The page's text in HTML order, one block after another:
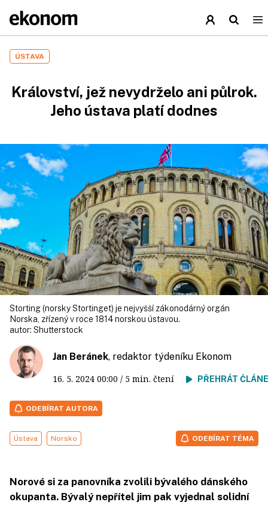
ÚSTAVA
Království, jež nevydrželo ani půlrok.
Jeho ústava platí dodnes
Storting (norsky Stortinget) je nejvyšší zákonodárný orgán
Norska, zřízený v roce 1814 norskou ústavou.
autor: Shutterstock
Jan Beránek, redaktor týdeníku Ekonom
16. 5. 2024 00:00 / 5 min. čtení PŘEHRÁT
ODEBÍRAT AUTORA
Ústava Norsko ODEBÍRAT TÉMA
Norové si za panovníka zvolili bývalého dánského
okupanta. Bývalý nepřítel jim pak vyjednal solidní